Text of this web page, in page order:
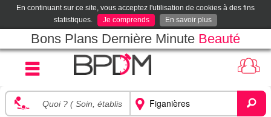
En continuant sur ce site, vous acceptez l'utilisation de cookies à des fins
statistiques.
Je comprends En savoir plus
Bons Plans Dernière Minute Beauté